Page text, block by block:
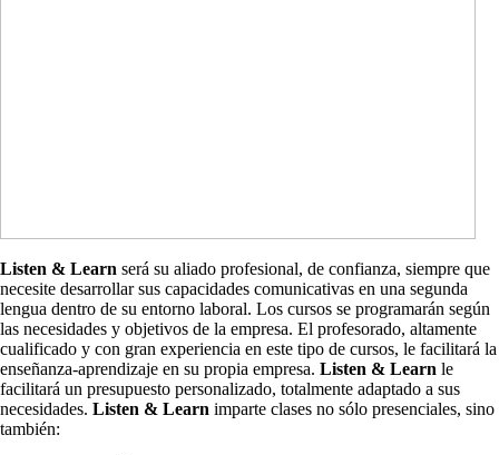
Listen & Learn será su aliado profesional, de confianza, siempre que
necesite desarrollar sus capacidades comunicativas en una segunda
lengua dentro de su entorno laboral. Los cursos se programarán según
las necesidades y objetivos de la empresa. El profesorado, altamente
cualificado y con gran experiencia en este tipo de cursos, le facilitará la
enseñanza-aprendizaje en su propia empresa. Listen & Learn le
facilitará un presupuesto personalizado, totalmente adaptado a sus
necesidades. Listen & Learn imparte clases no sólo presenciales, sino
también: